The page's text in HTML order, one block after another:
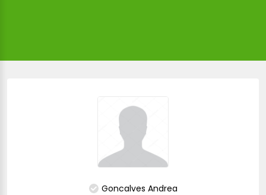
Goncalves Andrea